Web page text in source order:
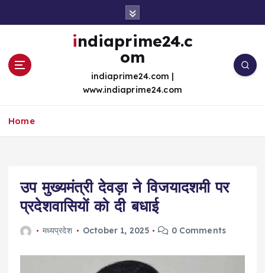
indiaprime24.c
om
indiaprime24.com |
www.indiaprime24.com
Home
उप मुख्यमंत्री देवड़ा ने विजयादशमी पर
प्रदेशवासियों को दी बधाई
मध्यप्रदेश October 1, 2025 0 Comments